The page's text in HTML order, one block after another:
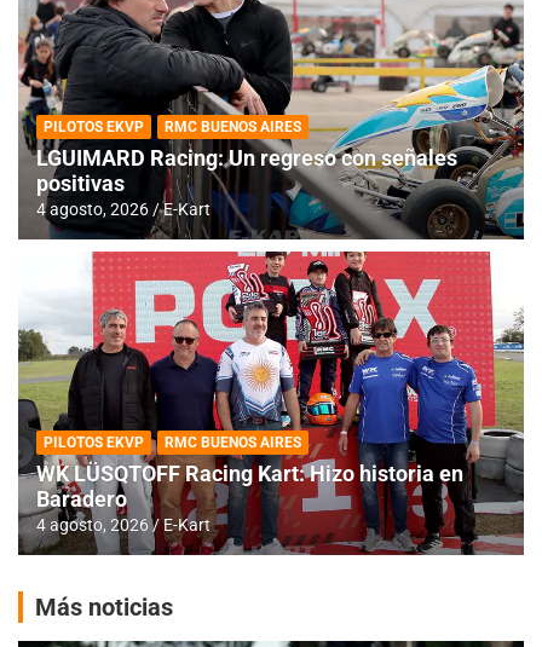
PILOTOS EKVP RMC BUENOS AIRES
LGUIMARD Racing: Un regreso con señales
positivas
4 agosto, 2026 E-Kart
PILOTOS EKVP RMC BUENOS AIRES
WK LÜSQTOFF Racing Kart: Hizo historia en
Baradero
4 agosto, 2026 E-Kart
Más noticias